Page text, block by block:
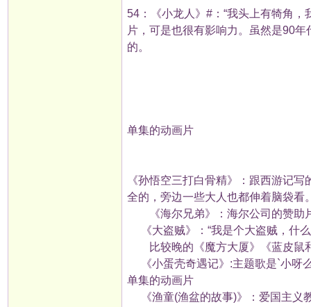
54：《小龙人》#：“我头上有犄角，
片，可是也很有影响力。虽然是90
的。
单集的动画片
《孙悟空三打白骨精》：跟西游记
全的，旁边一些大人也都伸着脑袋看
《海尔兄弟》：海尔公司的赞助片
《大盗贼》：“我是个大盗贼，什么
比较晚的《魔方大厦》《蓝皮鼠
《小蛋壳奇遇记》:主题歌是`小呀
单集的动画片
《渔童(渔盆的故事)》：爱国主义